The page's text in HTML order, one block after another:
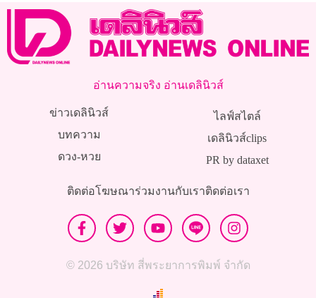
อ่านความจริง อ่านเดลินิวส์
ข่าวเดลินิวส์
บทความ
ดวง-หวย
ไลฟ์สไตล์
เดลินิวส์clips
PR by dataxet
ติดต่อโฆษณาร่วมงานกับเราติดต่อเรา
© 2026 บริษัท สี่พระยาการพิมพ์ จำกัด